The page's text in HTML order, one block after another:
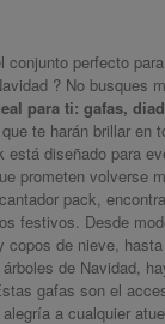
conjunto perfecto
? No busques
para ti: gafas,
que te harán brillar en
está diseñado para
prometen volverse
pack,
festivos. Desde
copos de nieve,
de Navidad,
gafas son el
a cualquier